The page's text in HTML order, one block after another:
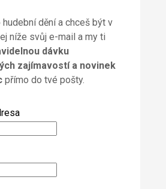
dění a chceš být v
níže svůj e-mail a my ti
dávku
zajímavostí a novinek
přímo do tvé pošty.